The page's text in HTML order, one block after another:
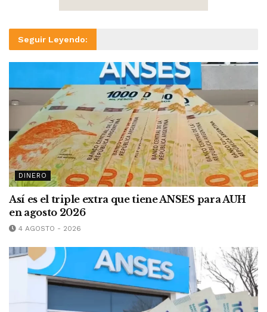
Seguir Leyendo:
DINERO
Así es el triple extra que tiene ANSES para AUH
en agosto 2026
4 AGOSTO - 2026